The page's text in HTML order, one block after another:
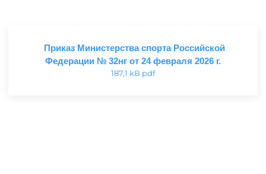
Приказ Министерства спорта Российской
Федерации № 32нг от 24 февраля 2026 г.
187,1 kB pdf